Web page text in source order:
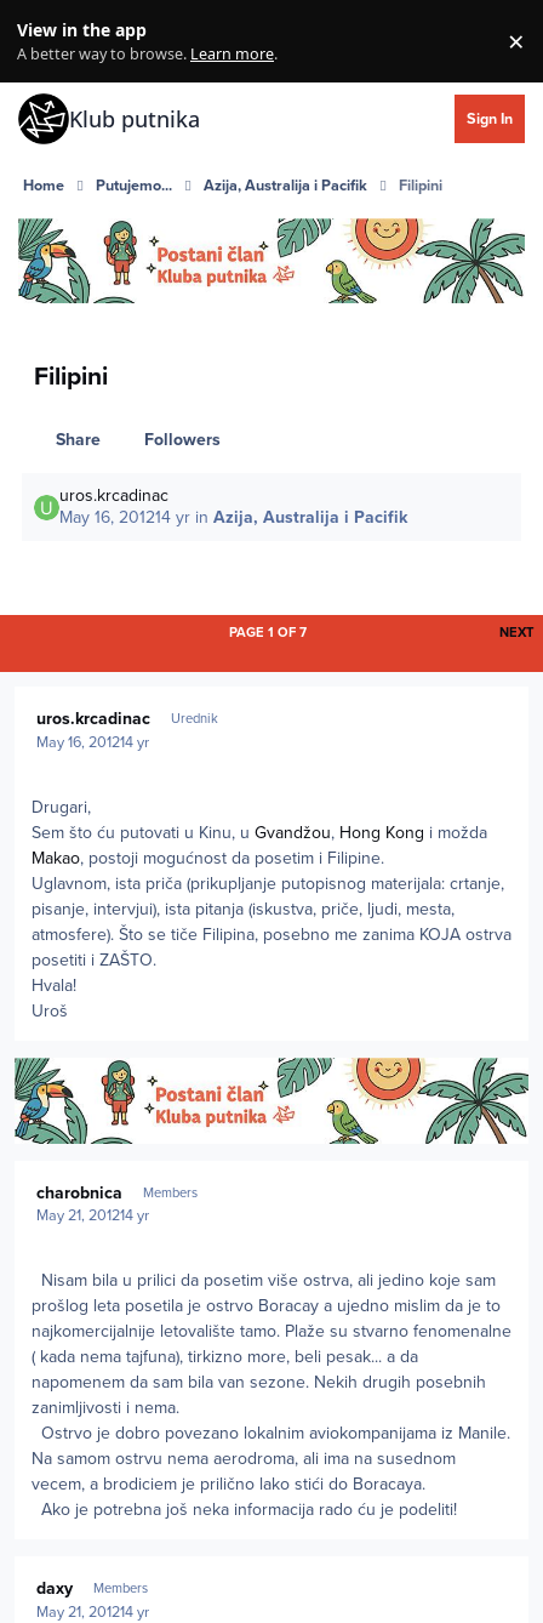
View in the app
A better way to browse. Learn more. ×
Klub putnika Sign In
Home Putujemo... Azija, Australija i Pacifik Filipini
Filipini
Share Followers
uros.krcadinac
May 16, 201214 yr inAzija, Australija i Pacifik
NEXT
PAGE 1 OF 7
uros.krcadinac Urednik
May 16, 201214 yr
Drugari,
Sem što ću putovati u Kinu, u Gvandžou, Hong Kong i možda
Makao, postoji mogućnost da posetim i Filipine.
Uglavnom, ista priča (prikupljanje putopisnog materijala: crtanje,
pisanje, intervjui), ista pitanja (iskustva, priče, ljudi, mesta,
atmosfere). Što se tiče Filipina, posebno me zanima KOJA ostrva
posetiti i ZAŠTO.
Hvala!
Uroš
charobnica Members
May 21, 201214 yr
Nisam bila u prilici da posetim više ostrva, ali jedino koje sam
prošlog leta posetila je ostrvo Boracay a ujedno mislim da je to
najkomercijalnije letovalište tamo. Plaže su stvarno fenomenalne
( kada nema tajfuna), tirkizno more, beli pesak... a da
napomenem da sam bila van sezone. Nekih drugih posebnih
zanimljivosti i nema.
Ostrvo je dobro povezano lokalnim aviokompanijama iz Manile.
Na samom ostrvu nema aerodroma, ali ima na susednom
vecem, a brodiciem je prilično lako stići do Boracaya.
Ako je potrebna još neka informacija rado ću je podeliti!
daxy Members
May 21, 201214 yr